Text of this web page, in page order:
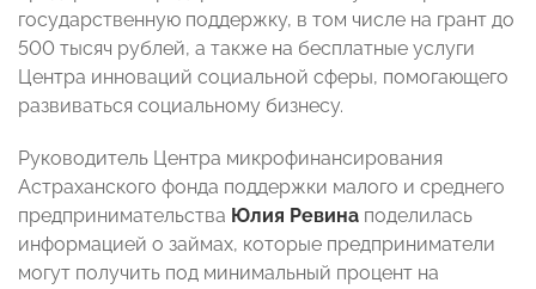
государственную поддержку, в том числе на грант до
500 тысяч рублей, а также на бесплатные услуги
Центра инноваций социальной сферы, помогающего
развиваться социальному бизнесу.
Руководитель Центра микрофинансирования
Астраханского фонда поддержки малого и среднего
предпринимательства Юлия Ревина поделилась
информацией о займах, которые предприниматели
могут получить под минимальный процент на